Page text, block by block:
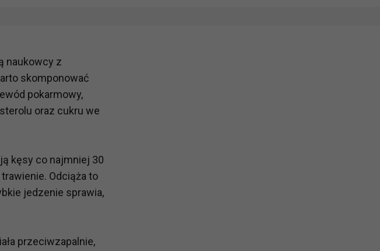
naukowcy z
skomponować
pokarmowy,
oraz cukru we
kęsy co najmniej 30
Odciąża to
jedzenie sprawia,
przeciwzapalnie,